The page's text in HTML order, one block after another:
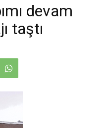
devam
taştı